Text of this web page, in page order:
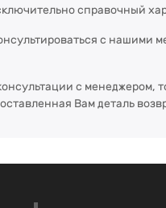
справочный
с нашими
с менеджером,
Вам деталь